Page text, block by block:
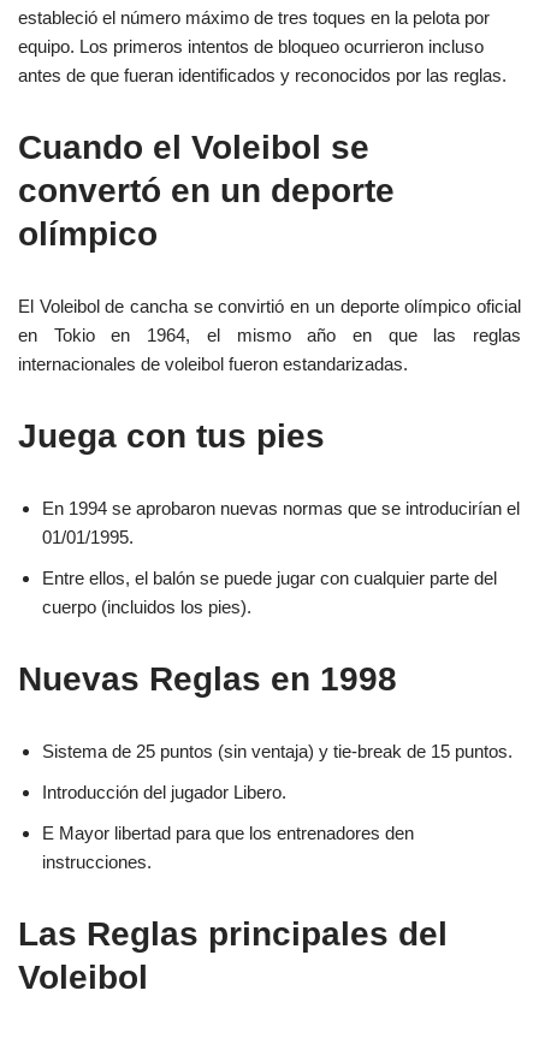
estableció el número máximo de tres toques en la pelota por
equipo. Los primeros intentos de bloqueo ocurrieron incluso
antes de que fueran identificados y reconocidos por las reglas.
Cuando el Voleibol se
convertó en un deporte
olímpico
El Voleibol de cancha se convirtió en un deporte olímpico oficial
en Tokio en 1964, el mismo año en que las reglas
internacionales de voleibol fueron estandarizadas.
Juega con tus pies
En 1994 se aprobaron nuevas normas que se introducirían el
01/01/1995.
Entre ellos, el balón se puede jugar con cualquier parte del
cuerpo (incluidos los pies).
Nuevas Reglas en 1998
Sistema de 25 puntos (sin ventaja) y tie-break de 15 puntos.
Introducción del jugador Libero.
E Mayor libertad para que los entrenadores den
instrucciones.
Las Reglas principales del
Voleibol